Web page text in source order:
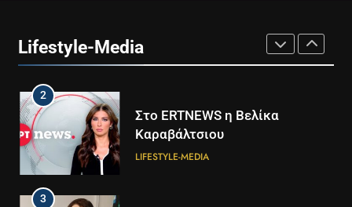
Lifestyle-MediaLIFESTYLE-MEDIA
2
Στο ERTNEWS η Βελίκα
Καραβάλτσιου
LIFESTYLE-MEDIA
3